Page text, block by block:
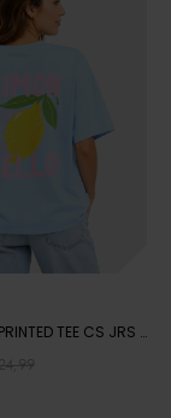
ONLELLE S/S PRINTED TEE CS JRS
-